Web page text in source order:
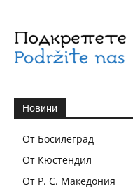
Новини
От Босилеград
От Кюстендил
От Р. С. Македония